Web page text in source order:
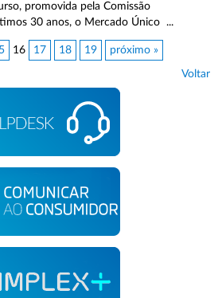
promovida pela Comissão
30 anos, o Mercado Único ...
16 17 18 19 próximo »
Voltar